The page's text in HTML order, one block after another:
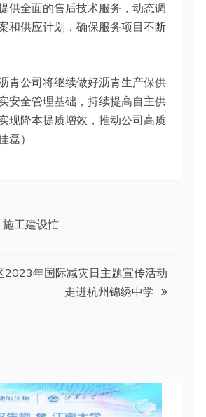
供全面的售后技术服务，动态调
和供应计划，确保服务项目不断
青公司将继续做好沥青生产保供
安全管理基础，持续提高自主供
现降本提质增效，推动公司高质
磊）
工建设忙
2023年国际减灾日主题宣传活动
走进杭州锦绣中学